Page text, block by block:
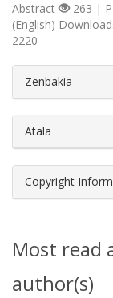
Abstract
263 |
(English)
2220
Zenbakia
Atala
Copyright
Most read
author(s)